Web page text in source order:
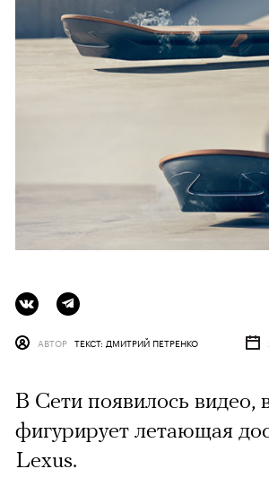
АВТОР ТЕКСТ: ДМИТРИЙ ПЕТРЕНКО
В Сети появилось видео,
фигурирует летающая
Lexus.